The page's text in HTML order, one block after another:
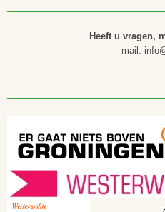
Heeft u vragen,
mail: